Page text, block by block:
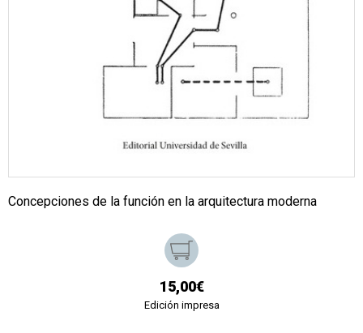
Concepciones de la función en la arquitectura moderna
15,00€
Edición impresa